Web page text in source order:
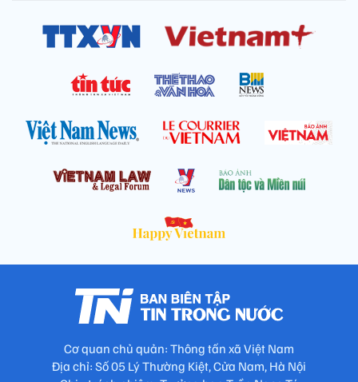
Cơ quan chủ quản: Thông tấn xã Việt Nam
Địa chỉ: Số 05 Lý Thường Kiệt, Cửa Nam, Hà Nội